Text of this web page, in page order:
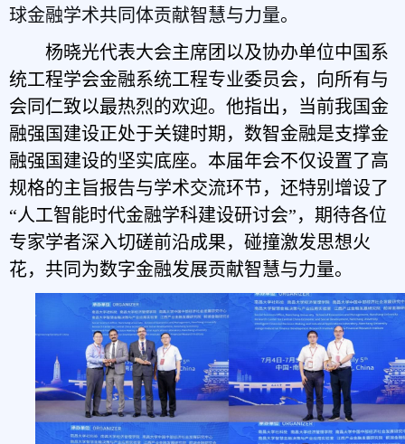
球金融学术共同体贡献智慧与力量。
杨晓光代表大会主席团以及协办单位中国系
统工程学会金融系统工程专业委员会，向所有与
会同仁致以最热烈的欢迎。他指出，当前我国金
融强国建设正处于关键时期，数智金融是支撑金
融强国建设的坚实底座。本届年会不仅设置了高
规格的主旨报告与学术交流环节，还特别增设了
“人工智能时代金融学科建设研讨会”，期待各位
专家学者深入切磋前沿成果，碰撞激发思想火
花，共同为数字金融发展贡献智慧与力量。